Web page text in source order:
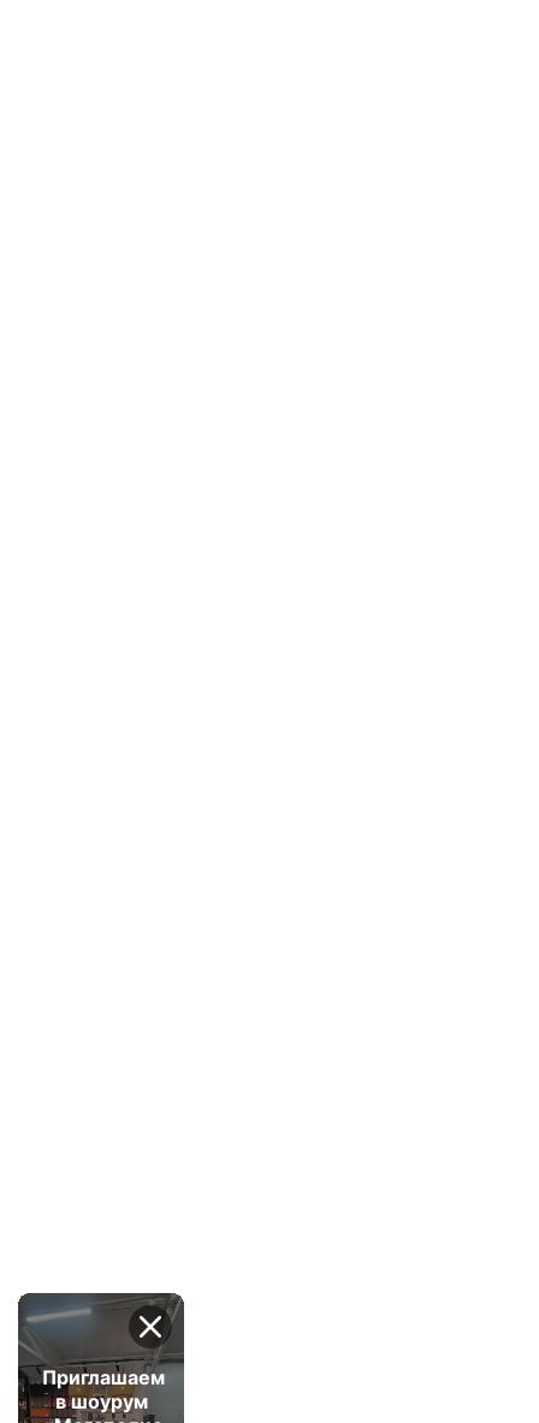
Приглашаем
в шоурум